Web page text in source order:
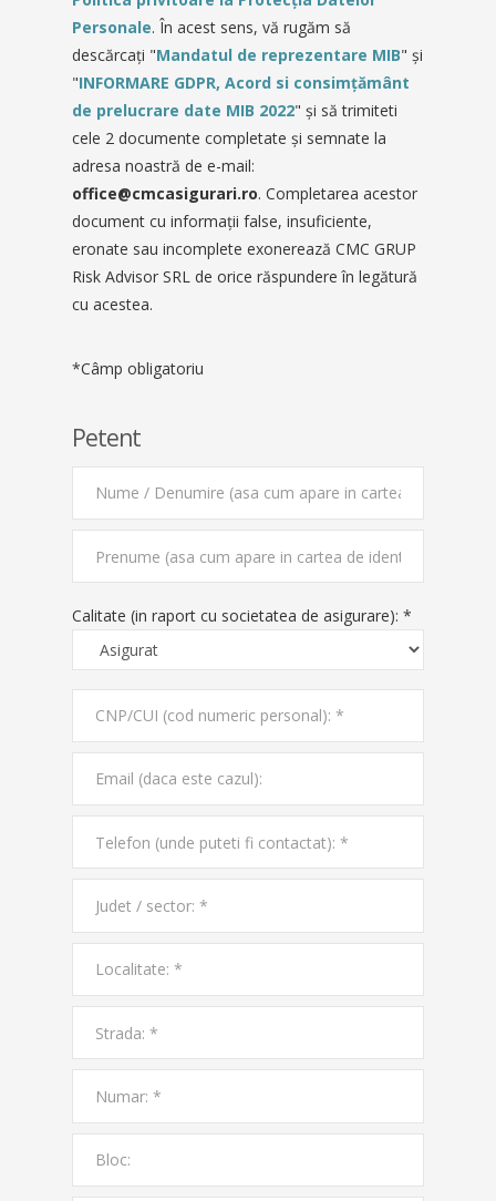
Personale. În acest sens, vă rugăm să
descărcaţi "Mandatul de reprezentare MIB" și
"INFORMARE GDPR, Acord si consimțământ
de prelucrare date MIB 2022" şi să trimiteti
cele 2 documente completate și semnate la
adresa noastră de e-mail:
office@cmcasigurari.ro. Completarea acestor
document cu informaţii false, insuficiente,
eronate sau incomplete exonerează CMC GRUP
Risk Advisor SRL de orice răspundere în legătură
cu acestea.
*Câmp obligatoriu
Petent
Calitate (in raport cu societatea de asigurare): *